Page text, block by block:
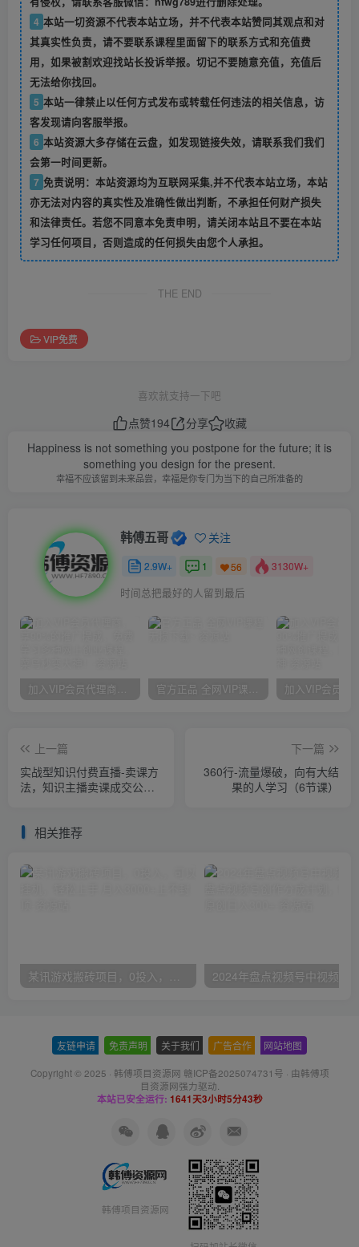
4 本站一切资源不代表本站立场，并不代表本站赞同其观点和对
其真实性负责，请不要联系课程里面留下的联系方式和充值费
用，如果被割欢迎找站长投诉举报。切记不要随意充值，充值后
无法给你找回。
5 本站一律禁止以任何方式发布或转载任何违法的相关信息，访
客发现请向客服举报。
6 本站资源大多存储在云盘，如发现链接失效，请联系我们我们
会第一时间更新。
7 免责说明：本站资源均为互联网采集,并不代表本站立场，本站
亦无法对内容的真实性及准确性做出判断，不承担任何财产损失
和法律责任。若您不同意本免责申明，请关闭本站且不要在本站
学习任何项目，否则造成的任何损失由您个人承担。
THE END
VIP免费
喜欢就支持一下吧
点赞194 分享
收藏
Happiness is not something you postpone for the future; it is
something you design for the present.
幸福不应该留到未来品尝，幸福是你专门为当下的自己所准备的
韩傅五哥 关注
2.9W+ 1 56 3130W+
时间总把最好的人留到最后
加入VIP会员代理商，享90%的推广提成，免费学习多种网上创业课程，菜鸟秒变大神！ 官方正品 全网VIP课程 无损下载~
上一篇
实战型知识付费直播-卖课方
法，知识主播卖课成交公
下一篇
360行-流量爆破，向有大结
果的人学习（6节课）
相关推荐
友链申请 免责声明 关于我们 广告合作 网站地图
Copyright © 2025 · 韩傅项目资源网 赣ICP备2025074731号 · 由韩傅项
目资源网强力驱动.
本站已安全运行: 1641天3小时5分43秒
韩傅项目资源网